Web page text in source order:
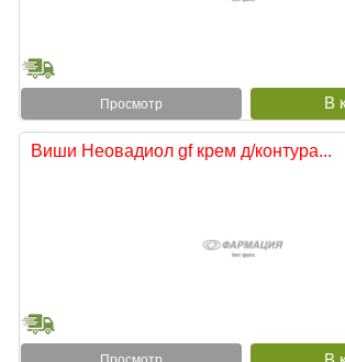
Просмотр
Виши Неовадиол gf крем д/контура...